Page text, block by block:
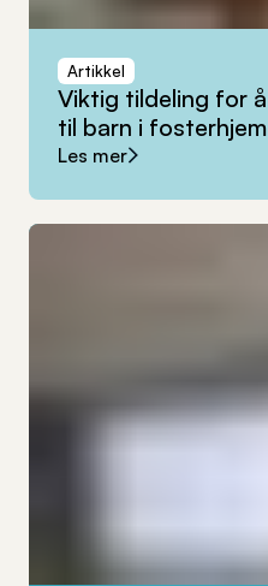
Artikkel
Viktig tildeling for å
til barn i fosterhjem
Les mer